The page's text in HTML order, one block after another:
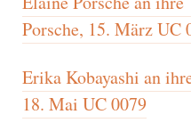
Porsche, 15. März UC
Erika Kobayashi an
18. Mai UC 0079